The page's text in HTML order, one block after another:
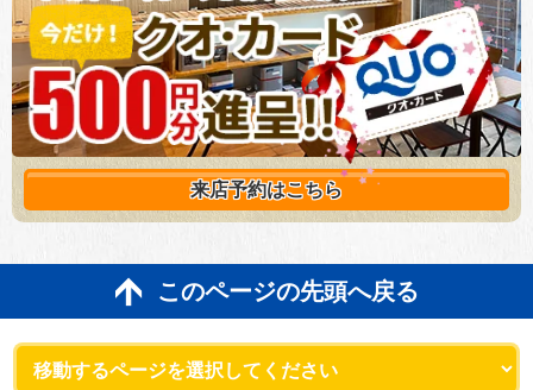
来店予約はこちら
このページの先頭へ戻る